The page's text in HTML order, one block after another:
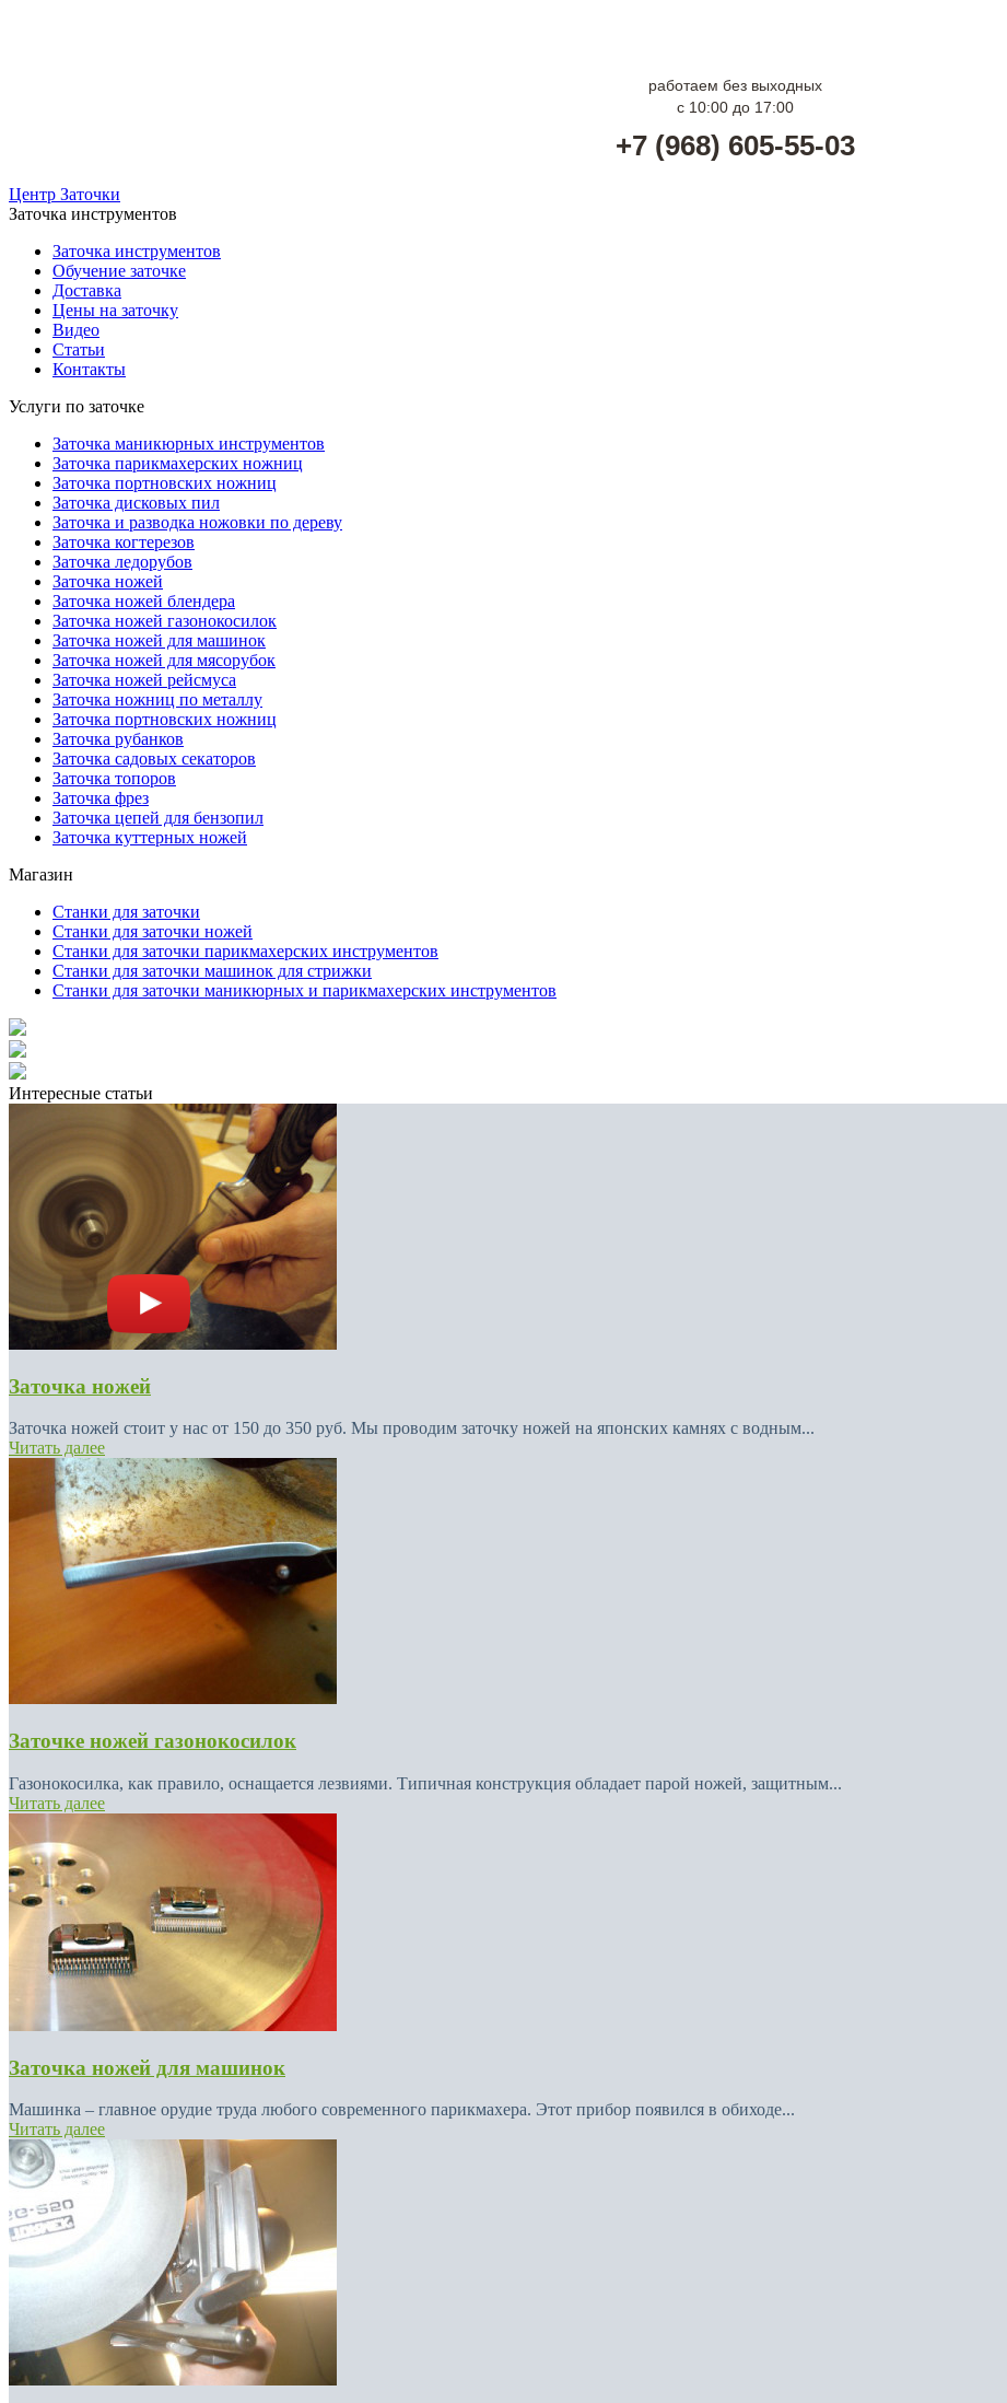
работаем без выходных
с 10:00 до 17:00
+7 (968) 605-55-03
Центр Заточки
Заточка инструментов
Заточка инструментов
Обучение заточке
Доставка
Цены на заточку
Видео
Статьи
Контакты
Услуги по заточке
Заточка маникюрных инструментов
Заточка парикмахерских ножниц
Заточка портновских ножниц
Заточка дисковых пил
Заточка и разводка ножовки по дереву
Заточка когтерезов
Заточка ледорубов
Заточка ножей
Заточка ножей блендера
Заточка ножей газонокосилок
Заточка ножей для машинок
Заточка ножей для мясорубок
Заточка ножей рейсмуса
Заточка ножниц по металлу
Заточка портновских ножниц
Заточка рубанков
Заточка садовых секаторов
Заточка топоров
Заточка фрез
Заточка цепей для бензопил
Заточка куттерных ножей
Магазин
Станки для заточки
Станки для заточки ножей
Станки для заточки парикмахерских инструментов
Станки для заточки машинок для стрижки
Станки для заточки маникюрных и парикмахерских инструментов
Интересные статьи
Заточка ножей
Заточка ножей стоит у нас от 150 до 350 руб. Мы проводим заточку ножей на японских камнях с водным...
Читать далее
Заточке ножей газонокосилок
Газонокосилка, как правило, оснащается лезвиями. Типичная конструкция обладает парой ножей, защитным...
Читать далее
Заточка ножей для машинок
Машинка – главное орудие труда любого современного парикмахера. Этот прибор появился в обиходе...
Читать далее